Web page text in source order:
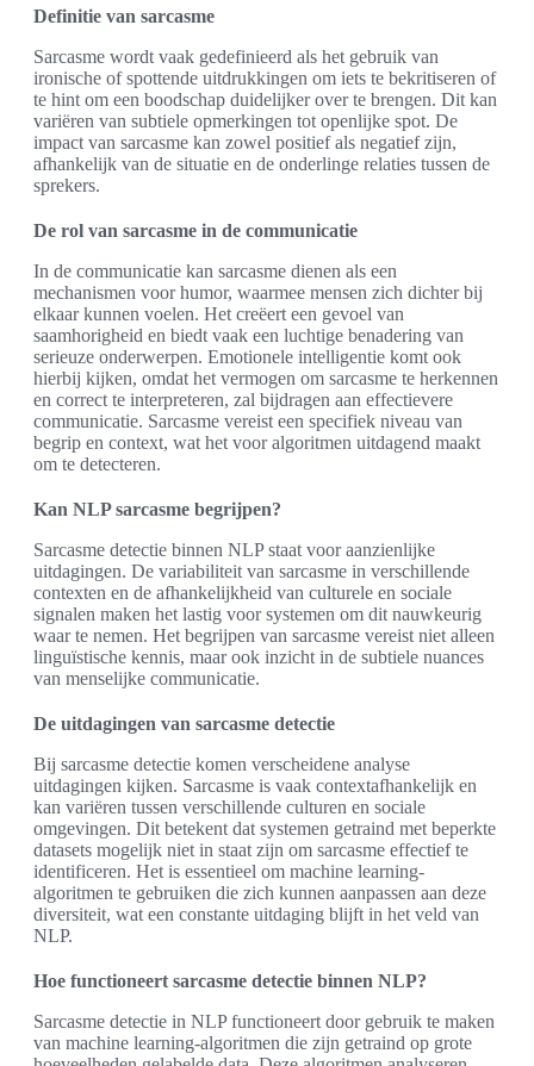
Definitie van sarcasme
Sarcasme wordt vaak gedefinieerd als het gebruik van
ironische of spottende uitdrukkingen om iets te bekritiseren of
te hint om een boodschap duidelijker over te brengen. Dit kan
variëren van subtiele opmerkingen tot openlijke spot. De
impact van sarcasme kan zowel positief als negatief zijn,
afhankelijk van de situatie en de onderlinge relaties tussen de
sprekers.
De rol van sarcasme in de communicatie
In de communicatie kan sarcasme dienen als een
mechanismen voor humor, waarmee mensen zich dichter bij
elkaar kunnen voelen. Het creëert een gevoel van
saamhorigheid en biedt vaak een luchtige benadering van
serieuze onderwerpen. Emotionele intelligentie komt ook
hierbij kijken, omdat het vermogen om sarcasme te herkennen
en correct te interpreteren, zal bijdragen aan effectievere
communicatie. Sarcasme vereist een specifiek niveau van
begrip en context, wat het voor algoritmen uitdagend maakt
om te detecteren.
Kan NLP sarcasme begrijpen?
Sarcasme detectie binnen NLP staat voor aanzienlijke
uitdagingen. De variabiliteit van sarcasme in verschillende
contexten en de afhankelijkheid van culturele en sociale
signalen maken het lastig voor systemen om dit nauwkeurig
waar te nemen. Het begrijpen van sarcasme vereist niet alleen
linguïstische kennis, maar ook inzicht in de subtiele nuances
van menselijke communicatie.
De uitdagingen van sarcasme detectie
Bij sarcasme detectie komen verscheidene analyse
uitdagingen kijken. Sarcasme is vaak contextafhankelijk en
kan variëren tussen verschillende culturen en sociale
omgevingen. Dit betekent dat systemen getraind met beperkte
datasets mogelijk niet in staat zijn om sarcasme effectief te
identificeren. Het is essentieel om machine learning-
algoritmen te gebruiken die zich kunnen aanpassen aan deze
diversiteit, wat een constante uitdaging blijft in het veld van
NLP.
Hoe functioneert sarcasme detectie binnen NLP?
Sarcasme detectie in NLP functioneert door gebruik te maken
van machine learning-algoritmen die zijn getraind op grote